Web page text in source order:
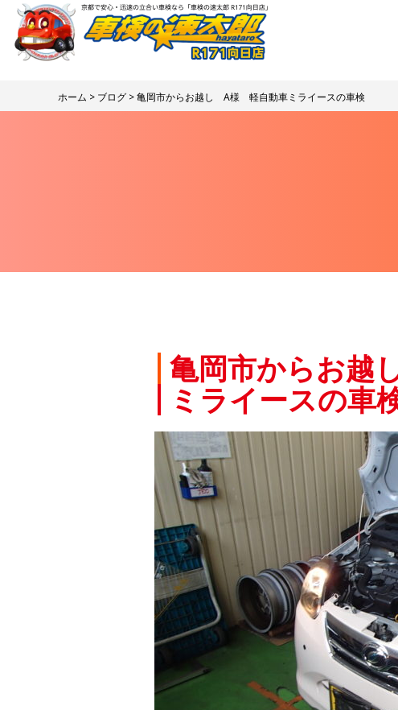
ホーム > ブログ > 亀岡市からお越し A様 軽自動車ミライースの車検
亀岡市からお
ミライースの車